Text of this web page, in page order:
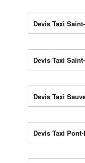
Devis Taxi
Devis Taxi
Devis Taxi
Devis Taxi